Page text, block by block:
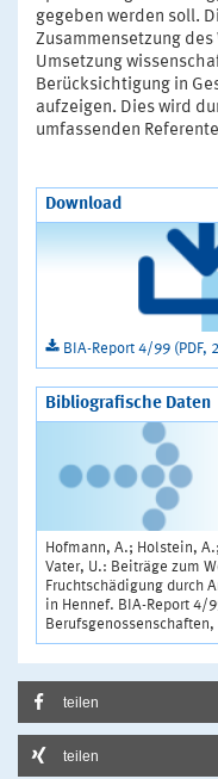
gegeben werden soll.
Zusammensetzung
Umsetzung
Berücksichtigung in
aufzeigen. Dies wird
umfassenden
Download
BIA-Report 4/99 (PDF,
Bibliografische Daten
Hofmann, A.; Holstein,
Vater, U.: Beiträge zum
Fruchtschädigung durch
in Hennef. BIA-Report 4/
teilen
teilen